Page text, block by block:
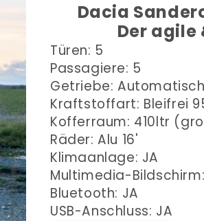
Dacia
Der agile
Türen: 5
Passagiere: 5
Getriebe:
Kraftstoffart: Bleifrei
Kofferraum: 410ltr
Räder: Alu 16'
Klimaanlage: JA
Multimedia-
Bluetooth: JA
USB-Anschluss: JA